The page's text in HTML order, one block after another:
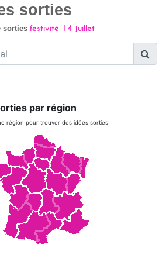
sorties
sorties festivité 14 juillet
par région
région pour trouver des idées sorties